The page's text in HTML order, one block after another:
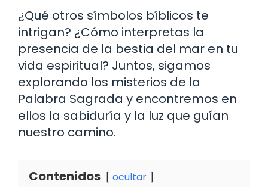
¿Qué otros símbolos bíblicos te
intrigan? ¿Cómo interpretas la
presencia de la bestia del mar en tu
vida espiritual? Juntos, sigamos
explorando los misterios de la
Palabra Sagrada y encontremos en
ellos la sabiduría y la luz que guían
nuestro camino.
Contenidos ocultar